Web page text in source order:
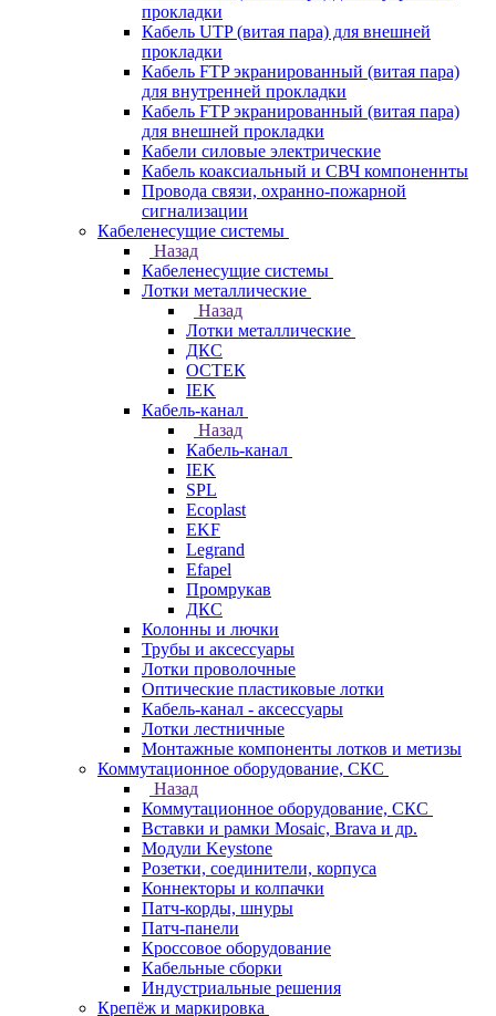
прокладки
Кабель UTP (витая пара) для внешней
прокладки
Кабель FTP экранированный (витая пара)
для внутренней прокладки
Кабель FTP экранированный (витая пара)
для внешней прокладки
Кабели силовые электрические
Кабель коаксиальный и СВЧ компоненнты
Провода связи, охранно-пожарной
сигнализации
Кабеленесущие системы
Назад
Кабеленесущие системы
Лотки металлические
Назад
Лотки металлические
ДКС
ОСТЕК
IEK
Кабель-канал
Назад
Кабель-канал
IEK
SPL
Ecoplast
EKF
Legrand
Efapel
Промрукав
ДКС
Колонны и лючки
Трубы и аксессуары
Лотки проволочные
Оптические пластиковые лотки
Кабель-канал - аксессуары
Лотки лестничные
Монтажные компоненты лотков и метизы
Коммутационное оборудование, СКС
Назад
Коммутационное оборудование, СКС
Вставки и рамки Mosaic, Brava и др.
Модули Keystone
Розетки, соединители, корпуса
Коннекторы и колпачки
Патч-корды, шнуры
Патч-панели
Кроссовое оборудование
Кабельные сборки
Индустриальные решения
Крепёж и маркировка